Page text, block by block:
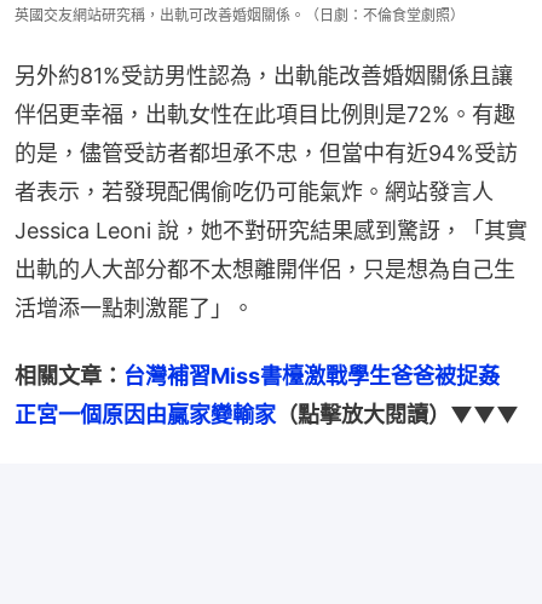
英國交友網站研究稱，出軌可改善婚姻關係。（日劇：不倫食堂劇照）
另外約81%受訪男性認為，出軌能改善婚姻關係且讓
伴侶更幸福，出軌女性在此項目比例則是72%。有趣
的是，儘管受訪者都坦承不忠，但當中有近94%受訪
者表示，若發現配偶偷吃仍可能氣炸。網站發言人
Jessica Leoni 說，她不對研究結果感到驚訝，「其實
出軌的人大部分都不太想離開伴侶，只是想為自己生
活增添一點刺激罷了」。
相關文章： 台灣補習Miss書檯激戰學生爸爸被捉姦
正宮一個原因由贏家變輸家 （點擊放大閱讀）▼▼▼